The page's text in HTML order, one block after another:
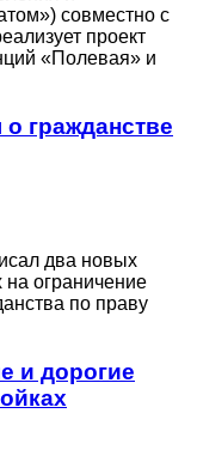
совместно с
проект
«Полевая» и
гражданстве
два новых
на ограничение
по праву
и дорогие